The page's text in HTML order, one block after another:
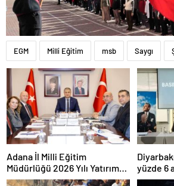
EGM Milli Eğitim msb Saygı
Adana İl Milli Eğitim
Müdürlüğü 2026 Yılı Yatırım
Programı değerlendirildi
yüzde 6
oranı